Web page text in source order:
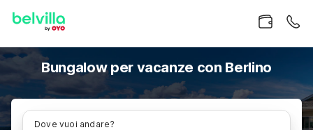
Bungalow per vacanze con Berlino
Dove vuoi andare?